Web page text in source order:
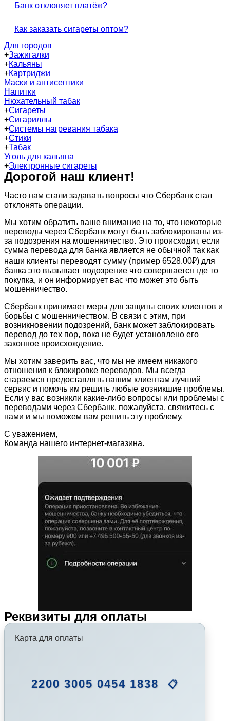
Банк отклоняет платёж?
Как заказать сигареты оптом?
Для городов
+Зажигалки
+Кальяны
+Картриджи
Маски и антисептики
Напитки
Нюхательный табак
+Сигареты
+Сигариллы
+Системы нагревания табака
+Стики
+Табак
Уголь для кальяна
+Электронные сигареты
Дорогой наш клиент!
Часто нам стали задавать вопросы что Сбербанк стал
отклонять операции.
Мы хотим обратить ваше внимание на то, что некоторые
переводы через Сбербанк могут быть заблокированы из-
за подозрения на мошенничество. Это происходит, если
сумма перевода для банка является не обычной так как
наши клиенты переводят сумму (пример 6528.00₽) для
банка это вызывает подозрение что совершается где то
покупка, и он информирует вас что может это быть
мошенничество.
Сбербанк принимает меры для защиты своих клиентов и
борьбы с мошенничеством. В связи с этим, при
возникновении подозрений, банк может заблокировать
перевод до тех пор, пока не будет установлено его
законное происхождение.
Мы хотим заверить вас, что мы не имеем никакого
отношения к блокировке переводов. Мы всегда
стараемся предоставлять нашим клиентам лучший
сервис и помочь им решить любые возникшие проблемы.
Если у вас возникли какие-либо вопросы или проблемы с
переводами через Сбербанк, пожалуйста, свяжитесь с
нами и мы поможем вам решить эту проблему.
С уважением,
Команда нашего интернет-магазина.
Реквизиты для оплаты
Карта для оплаты
2200 3005 0454 1838 📋